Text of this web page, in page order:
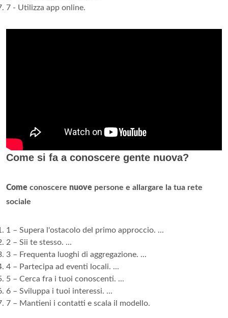
7 - Utilizza app online.
Come si fa a conoscere gente nuova?
Come conoscere nuove persone e allargare la tua rete
sociale
1 – Supera l'ostacolo del primo approccio. ...
2 – Sii te stesso. ...
3 – Frequenta luoghi di aggregazione. ...
4 – Partecipa ad eventi locali. ...
5 – Cerca fra i tuoi conoscenti. ...
6 – Sviluppa i tuoi interessi. ...
7 – Mantieni i contatti e scala il modello.